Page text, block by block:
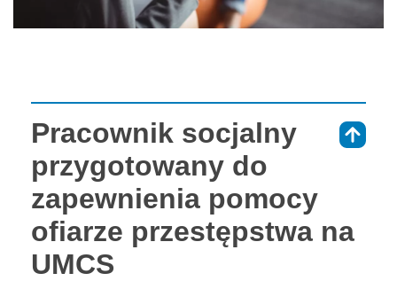
Pracownik socjalny
przygotowany do
zapewnienia pomocy
ofiarze przestępstwa na
UMCS